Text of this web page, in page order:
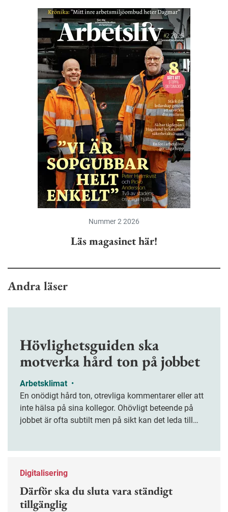
Nummer 2 2026
Läs magasinet här!
Andra läser
Hövlighetsguiden ska
motverka hård ton på jobbet
Arbetsklimat •
En onödigt hård ton, otrevliga kommentarer eller att
inte hälsa på sina kollegor. Ohövligt beteende på
jobbet är ofta subtilt men på sikt kan det leda till
Digitalisering
Därför ska du sluta vara ständigt
tillgänglig